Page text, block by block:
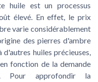
huile est un processus
élevé. En effet, le prix
varie considérablement
des pierres d'ambre
huiles précieuses,
fonction de la demande
Pour approfondir la